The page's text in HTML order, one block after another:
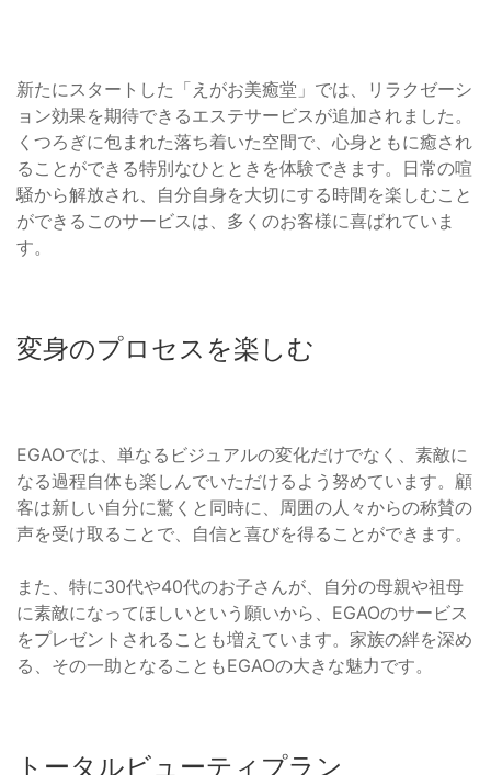
新たにスタートした「えがお美癒堂」では、リラクゼーシ
ョン効果を期待できるエステサービスが追加されました。
くつろぎに包まれた落ち着いた空間で、心身ともに癒され
ることができる特別なひとときを体験できます。日常の喧
騒から解放され、自分自身を大切にする時間を楽しむこと
ができるこのサービスは、多くのお客様に喜ばれていま
す。
変身のプロセスを楽しむ
EGAOでは、単なるビジュアルの変化だけでなく、素敵に
なる過程自体も楽しんでいただけるよう努めています。顧
客は新しい自分に驚くと同時に、周囲の人々からの称賛の
声を受け取ることで、自信と喜びを得ることができます。
また、特に30代や40代のお子さんが、自分の母親や祖母
に素敵になってほしいという願いから、EGAOのサービス
をプレゼントされることも増えています。家族の絆を深め
る、その一助となることもEGAOの大きな魅力です。
トータルビューティプラン